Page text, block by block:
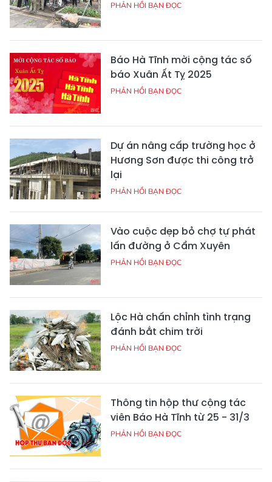
PHẢN HỒI BẠN ĐỌC
Báo Hà Tĩnh mời cộng tác số
báo Xuân Ất Tỵ 2025
PHẢN HỒI BẠN ĐỌC
Dự án nâng cấp trường học ở
Hương Sơn được thi công trở
lại
PHẢN HỒI BẠN ĐỌC
Vào cuộc dẹp bỏ chợ tự phát
lấn đường ở Cẩm Xuyên
PHẢN HỒI BẠN ĐỌC
Lộc Hà chấn chỉnh tình trạng
đánh bắt chim trời
PHẢN HỒI BẠN ĐỌC
Thông tin hộp thư cộng tác
viên Báo Hà Tĩnh từ 25 - 31/3
PHẢN HỒI BẠN ĐỌC